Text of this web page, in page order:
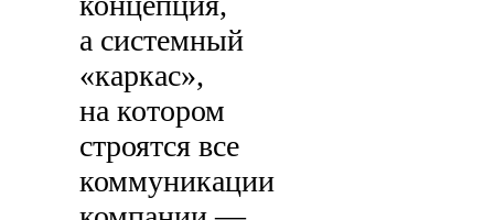
а системный
«каркас»,
на котором
строятся все
коммуникации